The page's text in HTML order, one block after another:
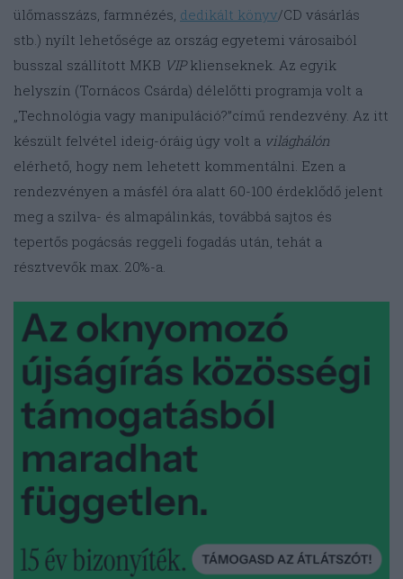
ülőmasszázs, farmnézés, dedikált könyv/CD vásárlás
stb.) nyílt lehetősége az ország egyetemi városaiból
busszal szállított MKB VIPklienseknek. Az egyik
helyszín (Tornácos Csárda) délelőtti programja volt a
„Technológia vagy manipuláció?”című rendezvény. Az itt
készült felvétel ideig-óráig úgy volt a világhálón
elérhető, hogy nem lehetett kommentálni. Ezen a
rendezvényen a másfél óra alatt 60-100 érdeklődő jelent
meg a szilva- és almapálinkás, továbbá sajtos és
tepertős pogácsás reggeli fogadás után, tehát a
résztvevők max. 20%-a.